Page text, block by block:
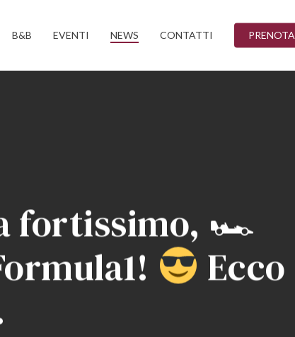
B&B EVENTI NEWS CONTATTI PRENOTA
fortissimo, 🏎
Ecco